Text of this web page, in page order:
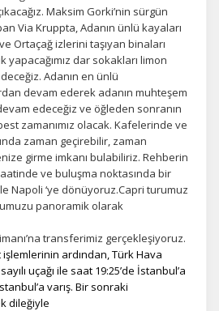
Maksim Gorki’nin sürgün
Via Kruppta, Adanın ünlü kayaları
Ortaçağ izlerini taşıyan binaları
dar sokakları limon
Adanın en ünlü
devam ederek adanın muhteşem
edeceğiz ve öğleden sonranın
zamanımız olacak. Kafelerinde ve
zaman geçirebilir, zaman
girme imkanı bulabiliriz. Rehberin
ve buluşma noktasında bir
Napoli ‘ye dönüyoruz.Capri turumuz
panoramik olarak
transferimiz gerçekleşiyoruz.
ardından, Türk Hava
uçağı ile saat 19:25’de İstanbul’a
varış. Bir sonraki
dileğiyle